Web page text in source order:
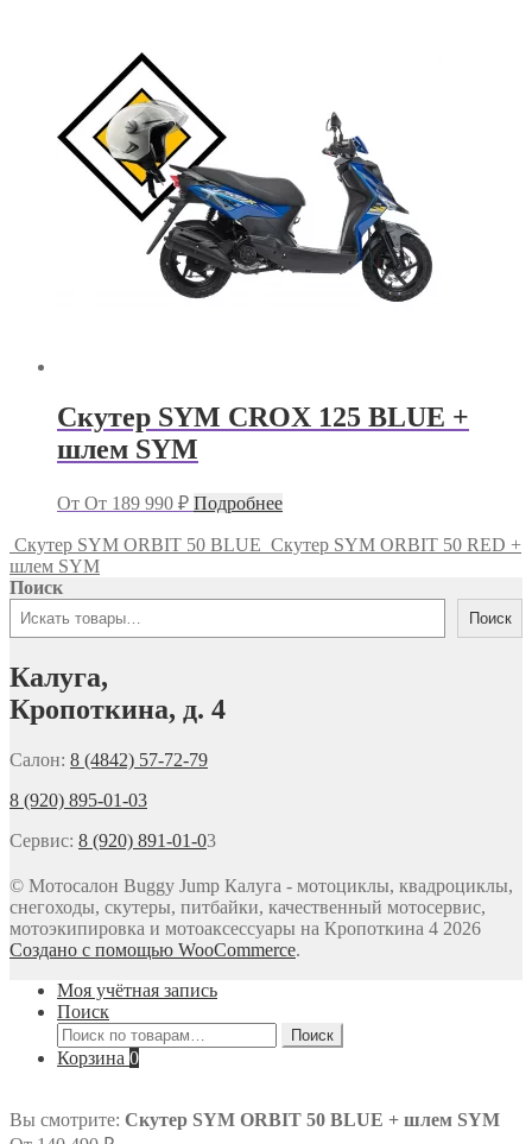
Скутер SYM CROX 125 BLUE +
шлем SYM
От От 189 990 ₽ Подробнее
Скутер SYM ORBIT 50 BLUE Скутер SYM ORBIT 50 RED +
шлем SYM
Поиск
Поиск
Калуга,
Кропоткина, д. 4
Салон: 8 (4842) 57-72-79
8 (920) 895-01-03
Сервис: 8 (920) 891-01-03
© Мотосалон Buggy Jump Калуга - мотоциклы, квадроциклы,
снегоходы, скутеры, питбайки, качественный мотосервис,
мотоэкипировка и мотоаксессуары на Кропоткина 4 2026
Создано с помощью WooCommerce.
Моя учётная запись
Поиск
Искать:
Поиск
Корзина 0
Вы смотрите: Скутер SYM ORBIT 50 BLUE + шлем SYM
Первоначальная